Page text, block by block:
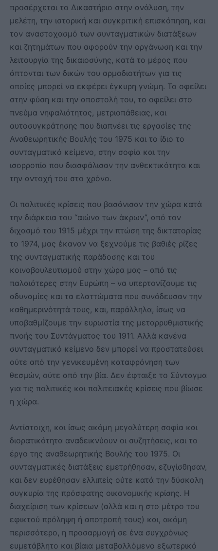
προσέρχεται το Δικαστήριο στην ανάλυση, την
μελέτη, την ιστορική και συγκριτική επισκόπηση, και
τον αναστοχασμό των συνταγματικών διατάξεων
και ζητημάτων που αφορούν την οργάνωση και την
λειτουργία της δικαιοσύνης, κατά το μέρος που
άπτονται των δικών του αρμοδιοτήτων για τις
οποίες μπορεί να εκφέρει έγκυρη γνώμη. Το οφείλει
στην φύση και την αποστολή του, το οφείλει στο
πνεύμα νηφαλιότητας, μετριοπάθειας, και
αυτοσυγκράτησης που διαπνέει τις εργασίες της
Αναθεωρητικής Βουλής του 1975 και το ίδιο το
συνταγματικό κείμενο, στην σοφία και την
ισορροπία που διασφάλισαν την ανθεκτικότητα και
την αντοχή του στο χρόνο.
Οι πολιτικές κρίσεις που βασάνισαν την χώρα κατά
την διάρκεια του “αιώνα των άκρων”, από τον
διχασμό του 1915 μέχρι την πτώση της δικτατορίας
το 1974, μας έκαναν να ξεχνούμε τις βαθιές ρίζες
της συνταγματικής παράδοσης και του
κοινοβουλευτισμού στην χώρα μας – από τις
παλαιότερες στην Ευρώπη – να υπερτονίζουμε τις
αδυναμίες και τα ελαττώματα που συνόδευσαν την
καθημερινότητά τους, και, παράλληλα, ίσως να
υποβαθμίζουμε την ευρωστία της μεταρρυθμιστικής
πνοής του Συντάγματος του 1911. Αλλά κανένα
συνταγματικό κείμενο δεν μπορεί να προστατεύσει
ούτε από την γενικευμένη καταφρόνηση των
θεσμών, ούτε από την βία. Δεν έφταιξε το Σύνταγμα
για τις πολιτικές και πολιτειακές κρίσεις που βίωσε
η χώρα.
Αντίστοιχη, και ίσως ακόμη μεγαλύτερη σοφία και
διορατικότητα αναδεικνύουν οι συζητήσεις, και το
έργο της αναθεωρητικής Βουλής του 1975. Οι
συνταγματικές διατάξεις εμετρήθησαν, εζυγίσθησαν,
και δεν ευρέθησαν ελλιπείς ούτε κατά την δύσκολη
συγκυρία της πρόσφατης οικονομικής κρίσης. Η
διαχείριση των κρίσεων (αλλά και η στο μέτρο του
εφικτού πρόληψη ή αποτροπή τους) και, ακόμη
περισσότερο, η προσαρμογή σε ένα συγχρόνως
ευμετάβλητο και βίαια μεταβαλλόμενο εξωτερικό